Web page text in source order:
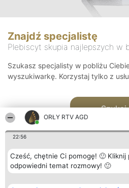
ORŁY RTV AGD
22:56
Cześć, chętnie Ci pomogę! 🙂 Kliknij
odpowiedni temat rozmowy! 🙂
Znajdź specjalistę
Plebiscyt skupia najlepszych w
Szukasz specjalisty w pobliżu
wyszukiwarkę. Korzystaj tylko z
Szukaj
Organizator plebiscytu Plebiscyt